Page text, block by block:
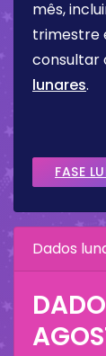
mês,
trimestre
consultar
lunares.
FASE
Dados